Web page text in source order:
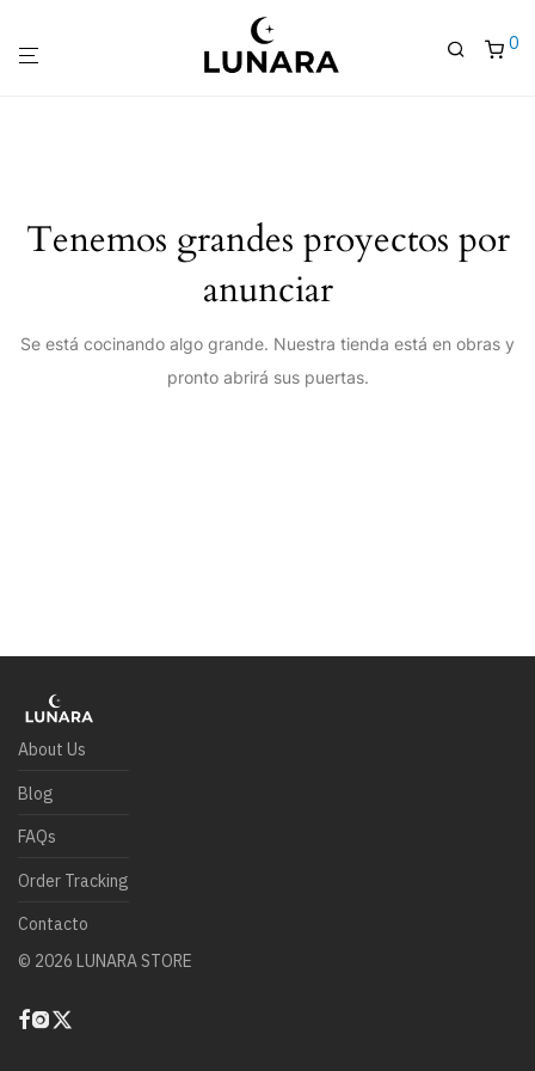
0
Tenemos grandes proyectos por
anunciar
Se está cocinando algo grande. Nuestra tienda está en obras y
pronto abrirá sus puertas.
About Us
Blog
FAQs
Order Tracking
Contacto
© 2026 LUNARA STORE